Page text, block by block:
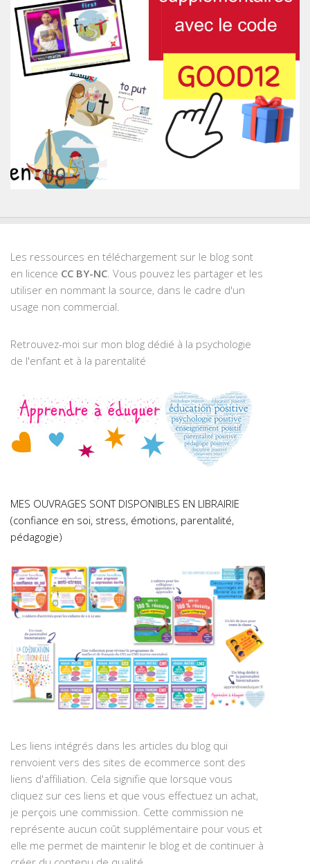
Les ressources en téléchargement sur le blog sont
en licence CC BY-NC . Vous pouvez les partager et les
utiliser en nommant la source, dans le cadre d'un
usage non commercial.
Retrouvez-moi sur mon blog dédié à la psychologie
de l'enfant et à la parentalité
MES OUVRAGES SONT DISPONIBLES EN LIBRAIRIE
(confiance en soi, stress, émotions, parentalité,
pédagogie)
Les liens intégrés dans les articles du blog qui
renvoient vers des sites de ecommerce sont des
liens d'affiliation. Cela signifie que lorsque vous
cliquez sur ces liens et que vous effectuez un achat,
je perçois une commission. Cette commission ne
représente aucun coût supplémentaire pour vous et
elle me permet de maintenir le blog et de continuer à